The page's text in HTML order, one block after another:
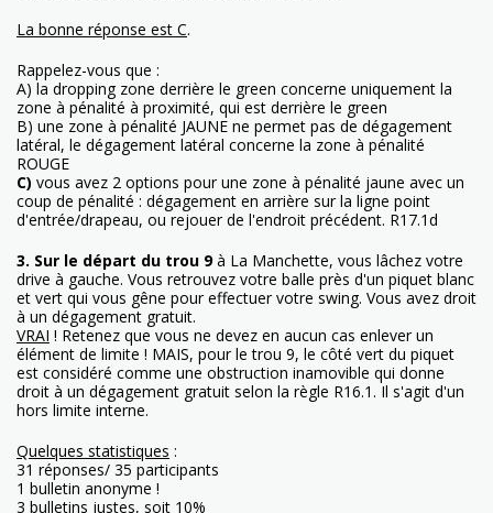
La bonne réponse est C.
Rappelez-vous que :
A) la dropping zone derrière le green concerne uniquement la
zone à pénalité à proximité, qui est derrière le green
B) une zone à pénalité JAUNE ne permet pas de dégagement
latéral, le dégagement latéral concerne la zone à pénalité
ROUGE
C) vous avez 2 options pour une zone à pénalité jaune avec un
coup de pénalité : dégagement en arrière sur la ligne point
d'entrée/drapeau, ou rejouer de l'endroit précédent. R17.1d
3. Sur le départ du trou 9à La Manchette, vous lâchez votre
drive à gauche. Vous retrouvez votre balle près d'un piquet blanc
et vert qui vous gêne pour effectuer votre swing. Vous avez droit
à un dégagement gratuit.
VRAI ! Retenez que vous ne devez en aucun cas enlever un
élément de limite ! MAIS, pour le trou 9, le côté vert du piquet
est considéré comme une obstruction inamovible qui donne
droit à un dégagement gratuit selon la règle R16.1. Il s'agit d'un
hors limite interne.
Quelques statistiques :
31 réponses/ 35 participants
1 bulletin anonyme !
3 bulletins justes, soit 10%